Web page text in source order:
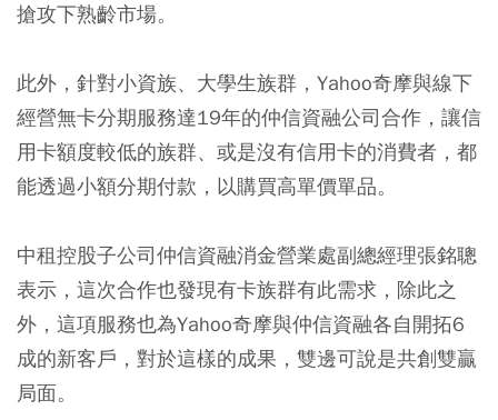
搶攻下熟齡市場。
此外，針對小資族、大學生族群，Yahoo奇摩與線下
經營無卡分期服務達19年的仲信資融公司合作，讓信
用卡額度較低的族群、或是沒有信用卡的消費者，都
能透過小額分期付款，以購買高單價單品。
中租控股子公司仲信資融消金營業處副總經理張銘聰
表示，這次合作也發現有卡族群有此需求，除此之
外，這項服務也為Yahoo奇摩與仲信資融各自開拓6
成的新客戶，對於這樣的成果，雙邊可說是共創雙贏
局面。